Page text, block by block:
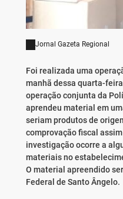
Jornal Gazeta Regional
Foi realizada uma
manhã dessa quarta-
operação conjunta da
aprendeu material em
seriam produtos de
comprovação fiscal
investigação ocorre a
materiais no
O material apreendido
Federal de Santo Ângelo.